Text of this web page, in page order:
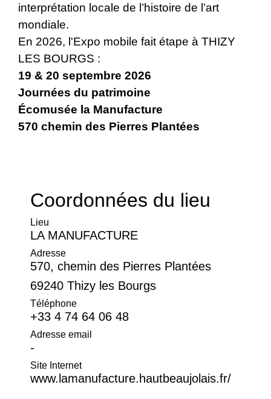
interprétation locale de l’histoire de l’art
mondiale.
En 2026, l'Expo mobile fait étape à THIZY
LES BOURGS :
19 & 20 septembre 2026
Journées du patrimoine
Écomusée la Manufacture
570 chemin des Pierres Plantées
Coordonnées du lieu
Lieu
LA MANUFACTURE
Adresse
570, chemin des Pierres Plantées
69240 Thizy les Bourgs
Téléphone
+33 4 74 64 06 48
Adresse email
-
Site Internet
www.lamanufacture.hautbeaujolais.fr/